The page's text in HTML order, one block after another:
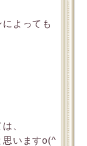
よっても
、
思いますo(^